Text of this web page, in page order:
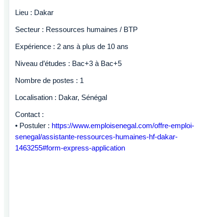
Lieu : Dakar
Secteur : Ressources humaines / BTP
Expérience : 2 ans à plus de 10 ans
Niveau d’études : Bac+3 à Bac+5
Nombre de postes : 1
Localisation : Dakar, Sénégal
Contact :
• Postuler : https://www.emploisenegal.com/offre-emploi-
senegal/assistante-ressources-humaines-hf-dakar-
1463255#form-express-application